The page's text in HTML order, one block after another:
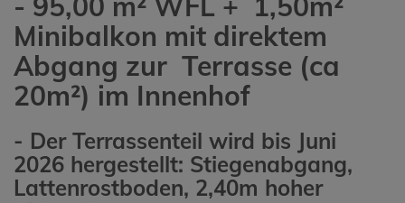
Minibalkon mit direktem
Abgang zur Terrasse (ca
20m²) im Innenhof
- Der Terrassenteil wird bis Juni
2026 hergestellt: Stiegenabgang,
Lattenrostboden, 2,40m hoher